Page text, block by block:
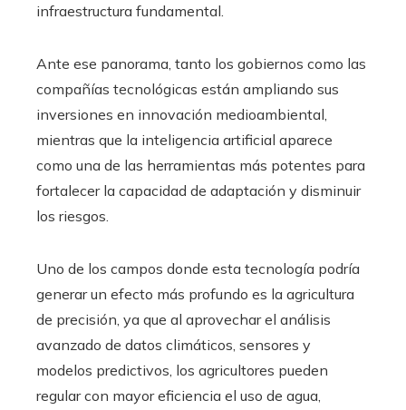
infraestructura fundamental.
Ante ese panorama, tanto los gobiernos como las
compañías tecnológicas están ampliando sus
inversiones en innovación medioambiental,
mientras que la inteligencia artificial aparece
como una de las herramientas más potentes para
fortalecer la capacidad de adaptación y disminuir
los riesgos.
Uno de los campos donde esta tecnología podría
generar un efecto más profundo es la agricultura
de precisión, ya que al aprovechar el análisis
avanzado de datos climáticos, sensores y
modelos predictivos, los agricultores pueden
regular con mayor eficiencia el uso de agua,